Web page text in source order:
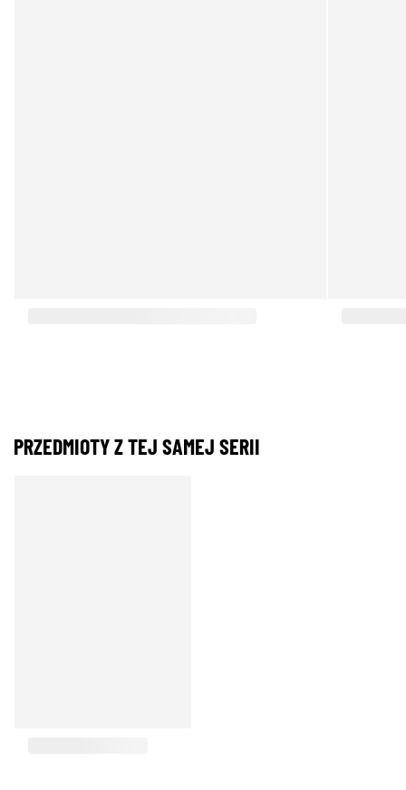
PRZEDMIOTY Z TEJ SAMEJ SERII